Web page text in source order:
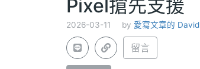
Pixel搶先支援
2026-03-11 by 愛寫文章的 David
留言